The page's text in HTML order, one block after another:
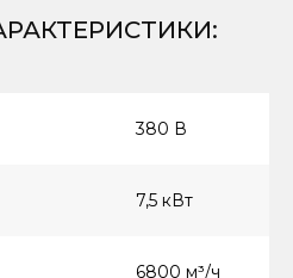
:
380 В
7,5 кВт
6800 м³/ч